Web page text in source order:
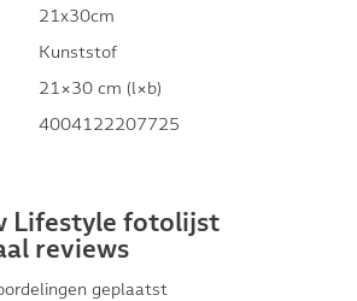
21x30cm
Kunststof
21×30 cm (l×b)
4004122207725
Lifestyle fotolijst
reviews
geplaatst